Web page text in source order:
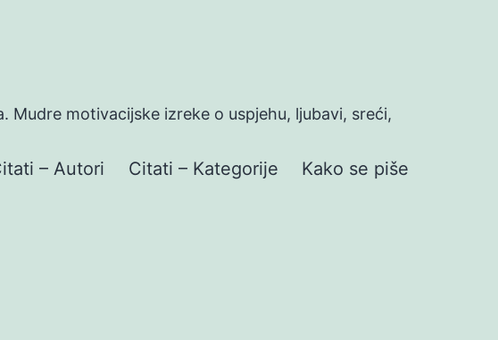
motivacijske izreke o uspjehu, ljubavi, sreći,
– Autori Citati – Kategorije Kako se piše